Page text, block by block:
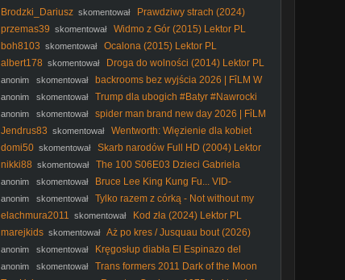
Brodzki_Dariusz skomentował
Prawdziwy strach (2024)
Lektor PL
przemas39 skomentował
Widmo z Gór (2015) Lektor PL
boh8103 skomentował
Ocalona (2015) Lektor PL
albert178 skomentował Droga do wolności (2014) Lektor PL
anonim skomentował
backrooms bez wyjścia 2026 | FỉLM W
OPỉSỉE
anonim skomentował
Trump dla ubogich #Batyr #Nawrocki
#snus #wetoman #wetomat #wybory2025 #prezydent
anonim skomentował
spider man brand new day 2026 | FỉLM
W OPỉSỉE
Jendrus83 skomentował
Wentworth: Więzienie dla kobiet
S01E01 Lektor PL
domi50 skomentował
Skarb narodów Full HD (2004) Lektor
PL Majtek2 720p - wideo
nikki88 skomentował The 100 S06E03 Dzieci Gabriela
anonim skomentował
Bruce Lee King Kung Fu... VID-
1738700996931
anonim skomentował
Tylko razem z córką - Not without my
daughter (1991) Lektor
elachmura2011 skomentował
Kod zła (2024) Lektor PL
marejkids skomentował Aż po kres / Jusquau bout (2026)
[Lektor PL]
anonim skomentował
Kręgosłup diabła El Espinazo del
diablo (2001) - Film
anonim skomentował
Trans formers 2011 Dark of the Moon